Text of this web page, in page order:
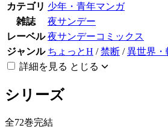
カテゴリ 少年・青年マンガ
雑誌
夜サンデー
レーベル 夜サンデーコミックス
ジャンル ちょっとH /禁断 /異世界・
詳細を見る とじる
シリーズ
全72巻完結